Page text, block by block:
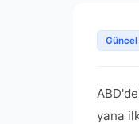
yana